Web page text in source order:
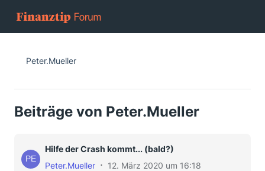
Peter.Mueller
Beiträge von Peter.Mueller
Hilfe der Crash kommt... (bald?)
Peter.Mueller
12. März 2020 um 16:18